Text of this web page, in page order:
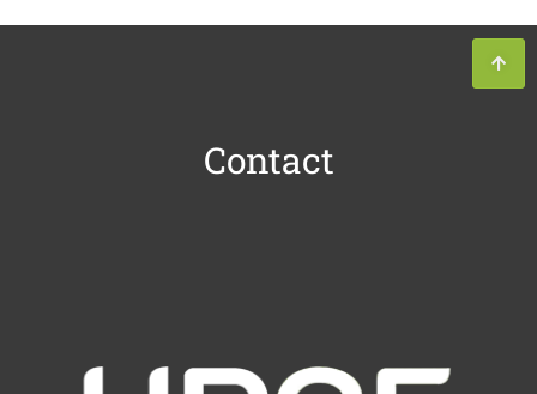
Contact